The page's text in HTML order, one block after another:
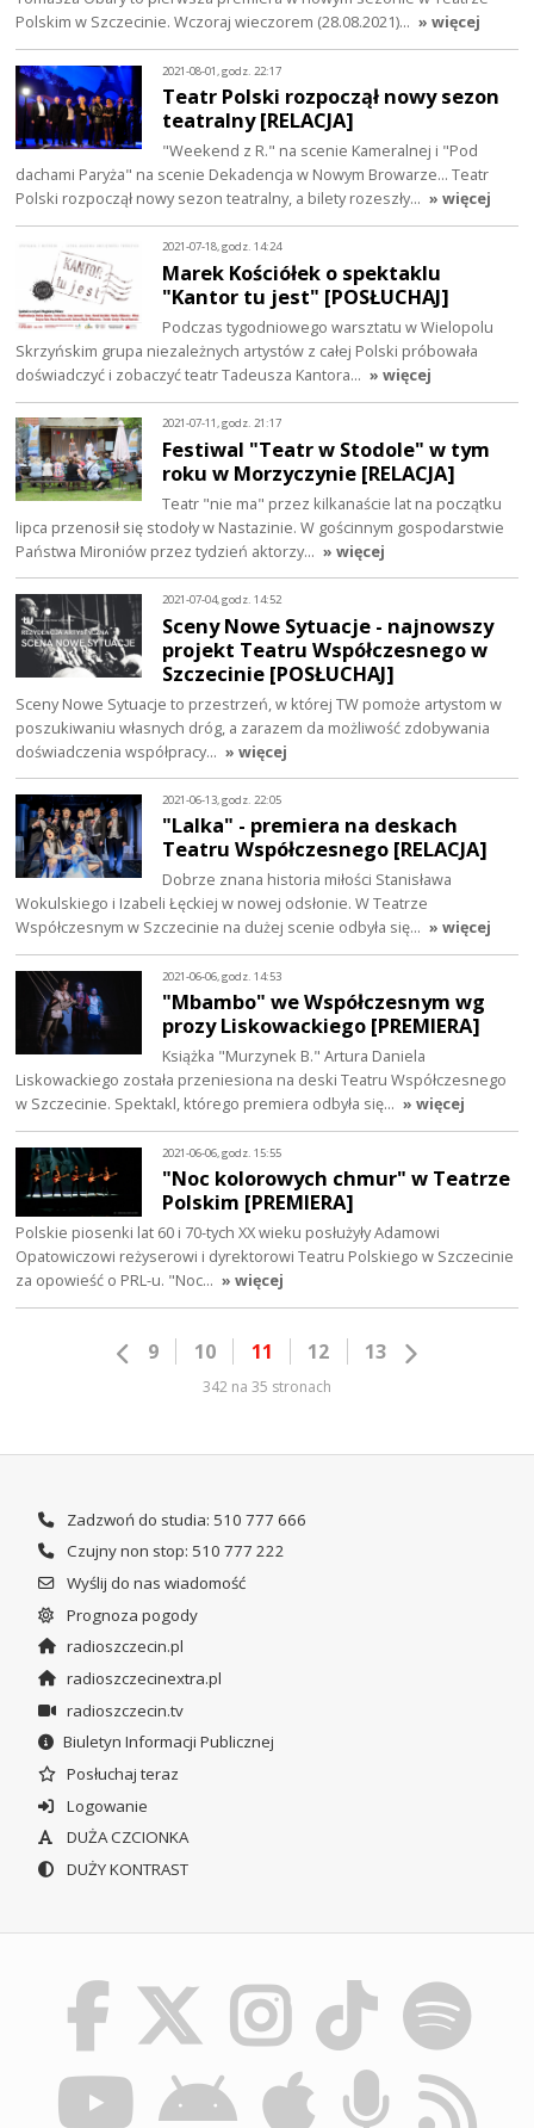
Polskim w Szczecinie. Wczoraj wieczorem (28.08.2021)… » więcej
2021-08-01, godz. 22:17
Teatr Polski rozpoczął nowy sezon
teatralny [RELACJA]
"Weekend z R." na scenie Kameralnej i "Pod
dachami Paryża" na scenie Dekadencja w Nowym Browarze... Teatr
Polski rozpoczął nowy sezon teatralny, a bilety rozeszły… » więcej
2021-07-18, godz. 14:24
Marek Kościółek o spektaklu
"Kantor tu jest" [POSŁUCHAJ]
Podczas tygodniowego warsztatu w Wielopolu
Skrzyńskim grupa niezależnych artystów z całej Polski próbowała
doświadczyć i zobaczyć teatr Tadeusza Kantora… » więcej
2021-07-11, godz. 21:17
Festiwal "Teatr w Stodole" w tym
roku w Morzyczynie [RELACJA]
Teatr "nie ma" przez kilkanaście lat na początku
lipca przenosił się stodoły w Nastazinie. W gościnnym gospodarstwie
Państwa Mironiów przez tydzień aktorzy… » więcej
2021-07-04, godz. 14:52
Sceny Nowe Sytuacje - najnowszy
projekt Teatru Współczesnego w
Szczecinie [POSŁUCHAJ]
Sceny Nowe Sytuacje to przestrzeń, w której TW pomoże artystom w
poszukiwaniu własnych dróg, a zarazem da możliwość zdobywania
doświadczenia współpracy… » więcej
2021-06-13, godz. 22:05
"Lalka" - premiera na deskach
Teatru Współczesnego [RELACJA]
Dobrze znana historia miłości Stanisława
Wokulskiego i Izabeli Łęckiej w nowej odsłonie. W Teatrze
Współczesnym w Szczecinie na dużej scenie odbyła się… » więcej
2021-06-06, godz. 14:53
"Mbambo" we Współczesnym wg
prozy Liskowackiego [PREMIERA]
Książka "Murzynek B." Artura Daniela
Liskowackiego została przeniesiona na deski Teatru Współczesnego
w Szczecinie. Spektakl, którego premiera odbyła się… » więcej
2021-06-06, godz. 15:55
"Noc kolorowych chmur" w Teatrze
Polskim [PREMIERA]
Polskie piosenki lat 60 i 70-tych XX wieku posłużyły Adamowi
Opatowiczowi reżyserowi i dyrektorowi Teatru Polskiego w Szczecinie
za opowieść o PRL-u. "Noc… » więcej
9 10 11 12 13
342 na 35 stronach
Zadzwoń do studia: 510 777 666
Czujny non stop: 510 777 222
Wyślij do nas wiadomość
Prognoza pogody
radioszczecin.pl
radioszczecinextra.pl
radioszczecin.tv
Biuletyn Informacji Publicznej
Posłuchaj teraz
Logowanie
DUŻA CZCIONKA
DUŻY KONTRAST